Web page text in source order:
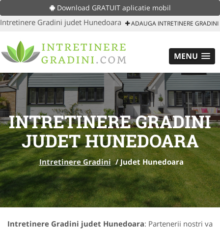
Download GRATUIT aplicatie mobil
Intretinere Gradini judet Hunedoara ADAUGA INTRETINERE GRADINI
MENU
INTRETINERE GRADINI
JUDET HUNEDOARA
Intretinere Gradini /Judet Hunedoara
Intretinere Gradini judet Hunedoara: Partenerii nostri va